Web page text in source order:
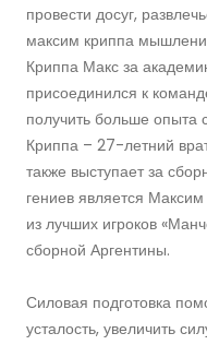
провести досуг,
максим криппа
Криппа Макс за
присоединился к
получить больше опыта
Криппа – 27-летний
также выступает за
гениев является
из лучших игроков
сборной Аргентины.
Силовая подготовка
усталость, увеличить